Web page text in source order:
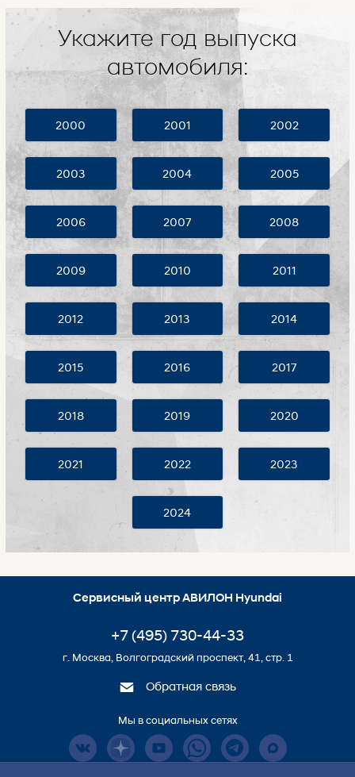
Укажите год выпуска
автомобиля:
2000 2001 2002
2003 2004 2005
2006 2007 2008
2009 2010 2011
2012 2013 2014
2015 2016 2017
2018 2019 2020
2021 2022 2023
2024
Сервисный центр АВИЛОН Hyundai
+7 (495) 730-44-33
г. Москва, Волгоградский проспект, 41, стр. 1
Обратная связь
Мы в социальных сетях